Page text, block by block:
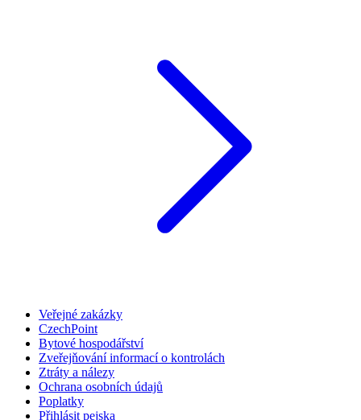
Veřejné zakázky
CzechPoint
Bytové hospodářství
Zveřejňování informací o kontrolách
Ztráty a nálezy
Ochrana osobních údajů
Poplatky
Přihlásit pejska